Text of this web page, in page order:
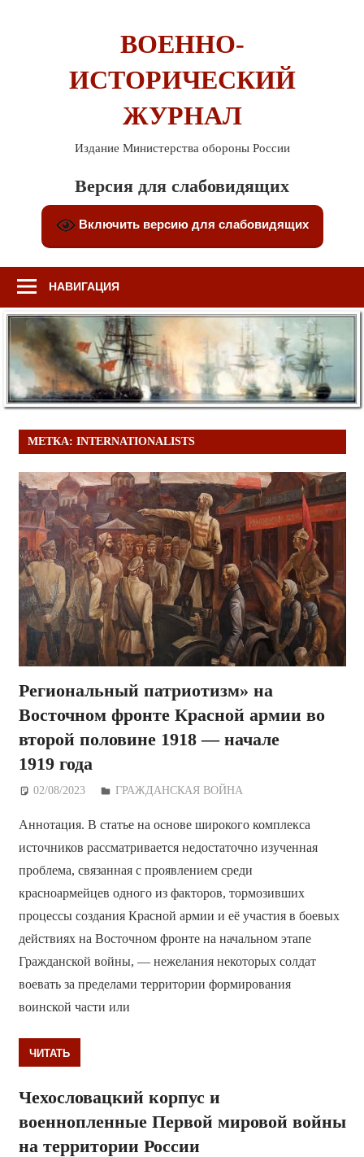
ВОЕННО-
ИСТОРИЧЕСКИЙ
ЖУРНАЛ
Издание Министерства обороны России
Версия для слабовидящих
Включить версию для слабовидящих
НАВИГАЦИЯ
МЕТКА: INTERNATIONALISTS
Региональный патриотизм» на
Восточном фронте Красной армии во
второй половине 1918 — начале
1919 года
02/08/2023 Дежурный по Редакции
ГРАЖДАНСКАЯ ВОЙНА
Аннотация. В статье на основе широкого комплекса
источников рассматривается недостаточно изученная
проблема, связанная с проявлением среди
красноармейцев одного из факторов, тормозивших
процессы создания Красной армии и её участия в боевых
действиях на Восточном фронте на начальном этапе
Гражданской войны, — нежелания некоторых солдат
воевать за пределами территории формирования
воинской части или
ЧИТАТЬ
Чехословацкий корпус и
военнопленные Первой мировой войны
на территории России